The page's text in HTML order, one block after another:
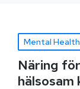
Mental Health
Näring